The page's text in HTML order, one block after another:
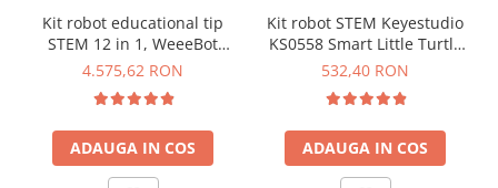
Nivele Laser
Telemetre Laser
Creioane de Tensiune
Detectoare de Gaze
Camere Endoscopice
FLUKE
HAYEAR
HUEPAR
Kit robot educational tip
STEM 12 in 1, WeeeBot
RobotStorm 181018
4.575,62 RON
ADAUGA IN COS
Kit robot STEM Keyestudio
KS0558 Smart Little Turtle
Car V3.0, 2WD
532,40 RON
ADAUGA IN COS